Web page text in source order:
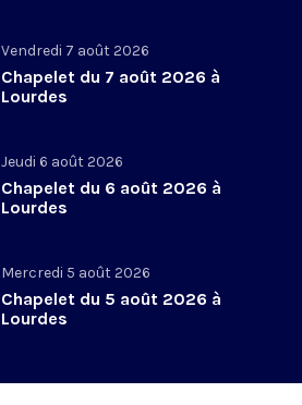
Vendredi 7 août 2026
Chapelet du 7 août 2026 à
Lourdes
Jeudi 6 août 2026
Chapelet du 6 août 2026 à
Lourdes
Mercredi 5 août 2026
Chapelet du 5 août 2026 à
Lourdes